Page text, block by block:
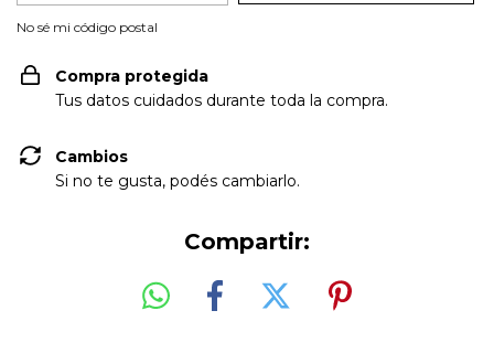
No sé mi código postal
Compra protegida
Tus datos cuidados durante toda la compra.
Cambios
Si no te gusta, podés cambiarlo.
Compartir: